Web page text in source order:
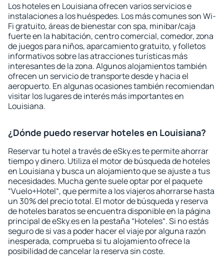
Los hoteles en Louisiana ofrecen varios servicios e
instalaciones a los huéspedes. Los más comunes son Wi-
Fi gratuito, áreas de bienestar con spa, minibar/caja
fuerte en la habitación, centro comercial, comedor, zona
de juegos para niños, aparcamiento gratuito, y folletos
informativos sobre las atracciones turísticas más
interesantes de la zona. Algunos alojamientos también
ofrecen un servicio de transporte desde y hacia el
aeropuerto. En algunas ocasiones también recomiendan
visitar los lugares de interés más importantes en
Louisiana.
¿Dónde puedo reservar hoteles en Louisiana?
Reservar tu hotel a través de eSky.es te permite ahorrar
tiempo y dinero. Utiliza el motor de búsqueda de hoteles
en Louisiana y busca un alojamiento que se ajuste a tus
necesidades. Mucha gente suele optar por el paquete
“Vuelo+Hotel“, que permite a los viajeros ahorrarse hasta
un 30% del precio total. El motor de búsqueda y reserva
de hoteles baratos se encuentra disponible en la página
principal de eSky.es en la pestaña “Hoteles“. Si no estás
seguro de si vas a poder hacer el viaje por alguna razón
inesperada, comprueba si tu alojamiento ofrece la
posibilidad de cancelar la reserva sin coste.